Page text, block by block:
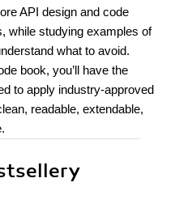
API design and code
while studying examples of
what to avoid.
book, you’ll have the
to apply industry-approved
readable, extendable,